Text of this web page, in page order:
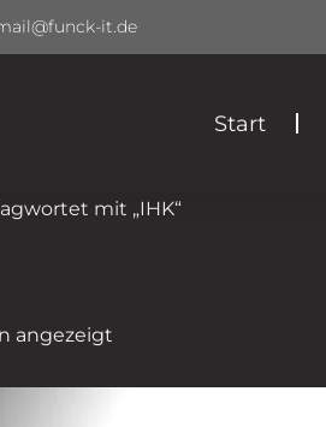
it.de
Start
mit „IHK“
angezeigt